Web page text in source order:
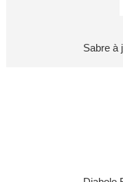
Sabre à